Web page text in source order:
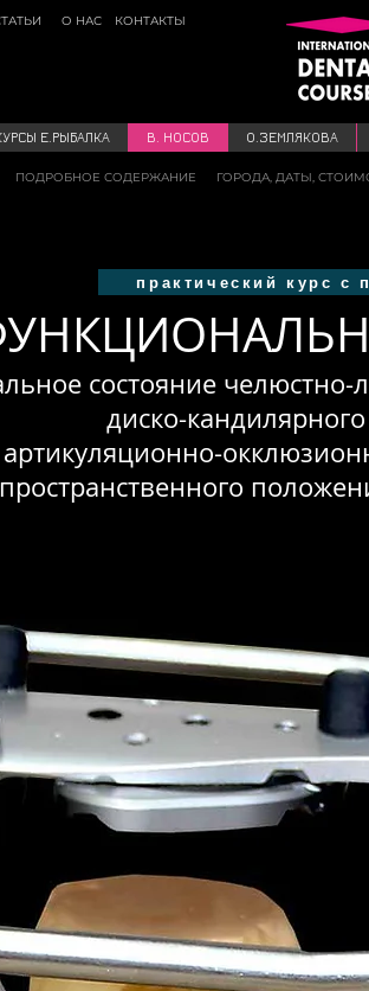
О НАС КОНТАКТЫ
Е.РЫБАЛКА В. НОСОВ О.ЗЕМЛЯКОВА
ПОДРОБНОЕ СОДЕРЖАНИЕ ГОРОДА, ДАТЫ,
практический курс с
состояние
диско-
пространственного